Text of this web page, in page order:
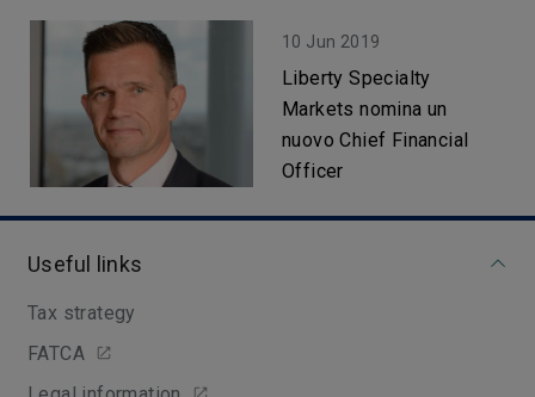
10 Jun 2019
Liberty Specialty
Markets nomina un
nuovo Chief Financial
Officer
Useful links
Tax strategy
FATCA